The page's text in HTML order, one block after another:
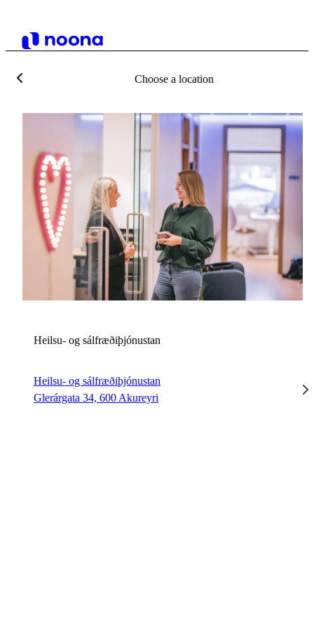
Choose a location
Heilsu- og sálfræðiþjónustan
Heilsu- og sálfræðiþjónustan
Glerárgata 34, 600 Akureyri